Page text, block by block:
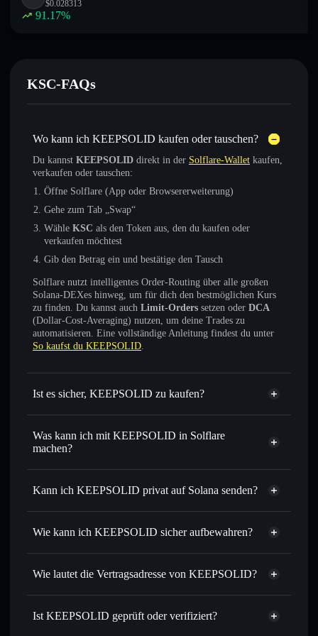
$0.028313
91.17%
KSC-FAQs
Wo kann ich KEEPSOLID kaufen oder tauschen?
Du kannst KEEPSOLID direkt in der Solflare-Wallet kaufen,
verkaufen oder tauschen:
Öffne Solflare (App oder Browsererweiterung)
Gehe zum Tab „Swap“
Wähle KSC als den Token aus, den du kaufen oder
verkaufen möchtest
Gib den Betrag ein und bestätige den Tausch
Solflare nutzt intelligentes Order-Routing über alle großen
Solana-DEXes hinweg, um für dich den bestmöglichen Kurs
zu finden. Du kannst auch Limit-Orders setzen oder DCA
(Dollar-Cost-Averaging) nutzen, um deine Trades zu
automatisieren. Eine vollständige Anleitung findest du unter
So kaufst du KEEPSOLID.
Ist es sicher, KEEPSOLID zu kaufen?
KEEPSOLID
nicht
Was kann ich mit KEEPSOLID in Solflare
machen?
KEEPSOLID
Solflare-Wallet
Sofort tauschen– handle KSC gegen SOL, USDC oder
Routing zum bestmöglichen Kurs
Limit-Orders setzen– automatisiere Trades zu deinem
per Durchschnittskosteneffekt in KSC einsteigen
Privat senden– übertrage KSC, ohne Wallets öffentlich zu
Aggregators
Kann ich KEEPSOLID privat auf Solana senden?
Privacy
Wie kann ich KEEPSOLID sicher aufbewahren?
KEEPSOLID
Wie lautet die Vertragsadresse von KEEPSOLID?
KEEPSOLID
Ist KEEPSOLID geprüft oder verifiziert?